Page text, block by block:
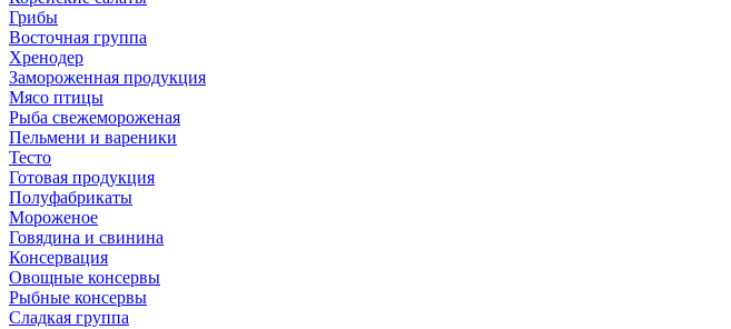
Грибы
Восточная группа
Хренодер
Замороженная продукция
Мясо птицы
Рыба свежемороженая
Пельмени и вареники
Тесто
Готовая продукция
Полуфабрикаты
Мороженое
Говядина и свинина
Консервация
Овощные консервы
Рыбные консервы
Сладкая группа